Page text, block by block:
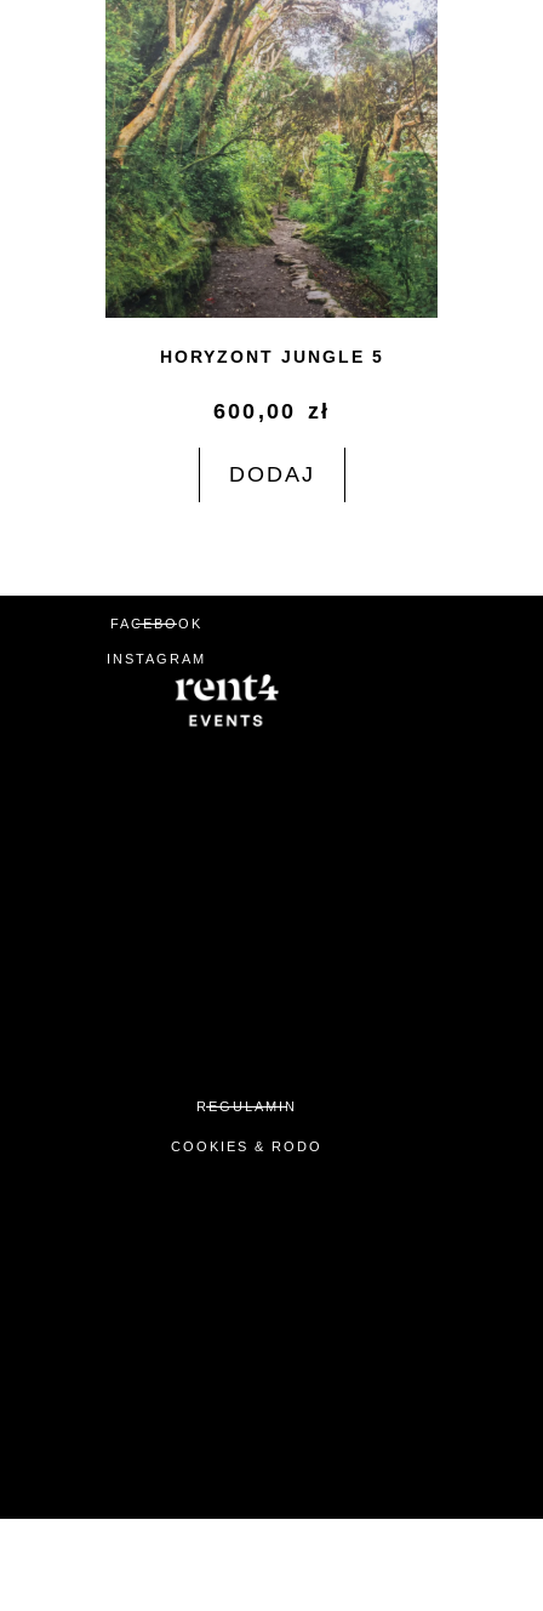
HORYZONT JUNGLE 5
600,00 zł
DODAJ
FACEBOOK
INSTAGRAM
REGULAMIN
COOKIES & RODO